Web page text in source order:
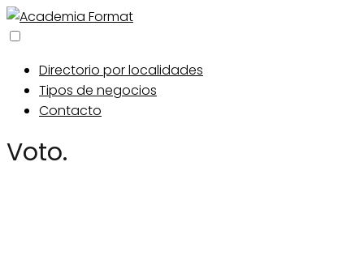
Directorio por localidades
Tipos de negocios
Contacto
Voto.